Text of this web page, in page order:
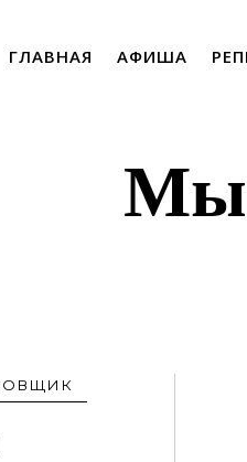
ГЛАВНАЯ АФИША
Мы